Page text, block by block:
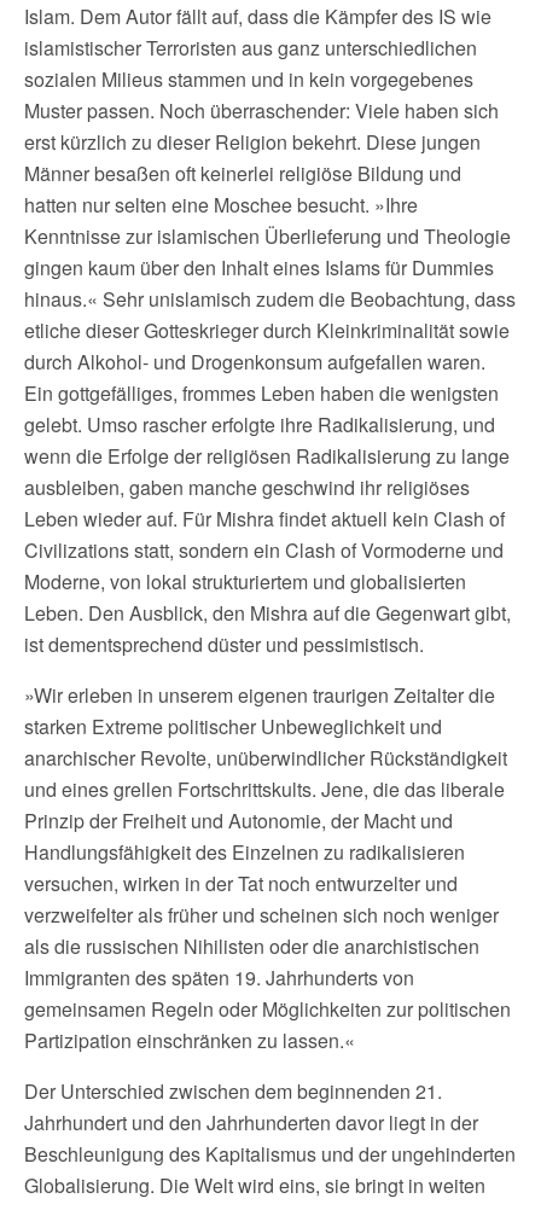
Islam. Dem Autor fällt auf, dass die Kämpfer des IS wie
islamistischer Terroristen aus ganz unterschiedlichen
sozialen Milieus stammen und in kein vorgegebenes
Muster passen. Noch überraschender: Viele haben sich
erst kürzlich zu dieser Religion bekehrt. Diese jungen
Männer besaßen oft keinerlei religiöse Bildung und
hatten nur selten eine Moschee besucht. »Ihre
Kenntnisse zur islamischen Überlieferung und Theologie
gingen kaum über den Inhalt eines Islams für Dummies
hinaus.« Sehr unislamisch zudem die Beobachtung, dass
etliche dieser Gotteskrieger durch Kleinkriminalität sowie
durch Alkohol- und Drogenkonsum aufgefallen waren.
Ein gottgefälliges, frommes Leben haben die wenigsten
gelebt. Umso rascher erfolgte ihre Radikalisierung, und
wenn die Erfolge der religiösen Radikalisierung zu lange
ausbleiben, gaben manche geschwind ihr religiöses
Leben wieder auf. Für Mishra findet aktuell kein Clash of
Civilizations statt, sondern ein Clash of Vormoderne und
Moderne, von lokal strukturiertem und globalisierten
Leben. Den Ausblick, den Mishra auf die Gegenwart gibt,
ist dementsprechend düster und pessimistisch.
»Wir erleben in unserem eigenen traurigen Zeitalter die
starken Extreme politischer Unbeweglichkeit und
anarchischer Revolte, unüberwindlicher Rückständigkeit
und eines grellen Fortschrittskults. Jene, die das liberale
Prinzip der Freiheit und Autonomie, der Macht und
Handlungsfähigkeit des Einzelnen zu radikalisieren
versuchen, wirken in der Tat noch entwurzelter und
verzweifelter als früher und scheinen sich noch weniger
als die russischen Nihilisten oder die anarchistischen
Immigranten des späten 19. Jahrhunderts von
gemeinsamen Regeln oder Möglichkeiten zur politischen
Partizipation einschränken zu lassen.«
Der Unterschied zwischen dem beginnenden 21.
Jahrhundert und den Jahrhunderten davor liegt in der
Beschleunigung des Kapitalismus und der ungehinderten
Globalisierung. Die Welt wird eins, sie bringt in weiten